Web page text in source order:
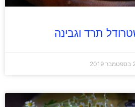
תרד וגבינה
2019